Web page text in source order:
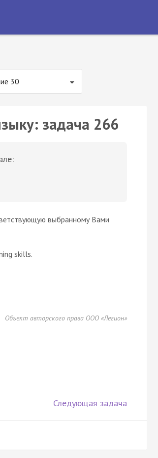
30
задача 266
выбранному Вами
skills.
Объект авторского права ООО «Легион»
Следующая задача